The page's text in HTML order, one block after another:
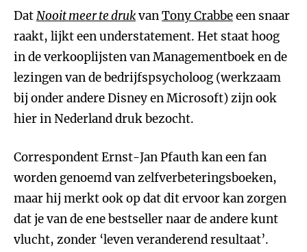
DatNooit meer te drukvanTony Crabbeeen snaar
raakt, lijkt een understatement. Het staat hoog
in de verkooplijsten van Managementboek en de
lezingen van de bedrijfspsycholoog (werkzaam
bij onder andere Disney en Microsoft) zijn ook
hier in Nederland druk bezocht.
Correspondent Ernst-Jan Pfauth kan een fan
worden genoemd van zelfverbeteringsboeken,
maar hij merkt ook op dat dit ervoor kan zorgen
dat je van de ene bestseller naar de andere kunt
vlucht, zonder ‘leven veranderend resultaat’.